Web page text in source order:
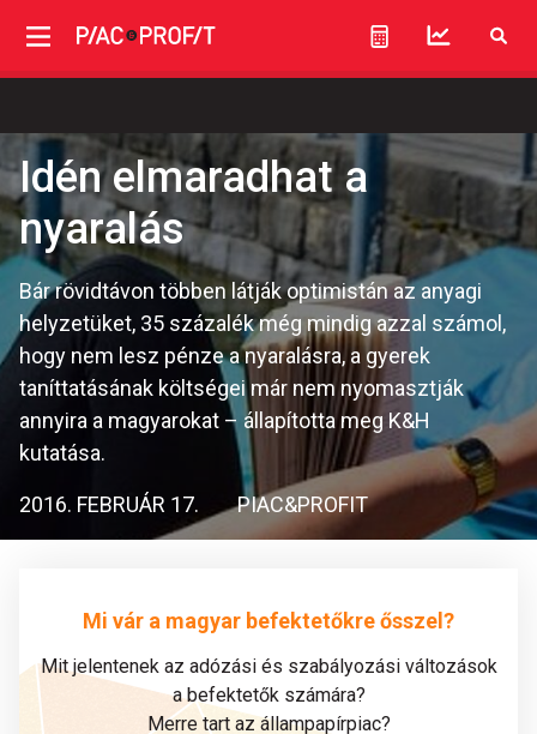
Idén elmaradhat a
nyaralás
Bár rövidtávon többen látják optimistán az anyagi
helyzetüket, 35 százalék még mindig azzal számol,
hogy nem lesz pénze a nyaralásra, a gyerek
taníttatásának költségei már nem nyomasztják
annyira a magyarokat – állapította meg K&H
kutatása.
2016. FEBRUÁR 17. PIAC&PROFIT
Mi vár a magyar befektetőkre ősszel?
Mit jelentenek az adózási és szabályozási változások
a befektetők számára?
Merre tart az állampapírpiac?